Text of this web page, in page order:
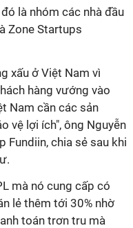
là nhóm các nhà đầu
Zone Startups
xấu ở Việt Nam vì
hàng vướng vào
Nam cần các sản
vệ lợi ích", ông Nguyễn
Fundiin, chia sẻ sau khi
mà nó cung cấp có
lẻ thêm tới 30% nhờ
toán trơn tru mà